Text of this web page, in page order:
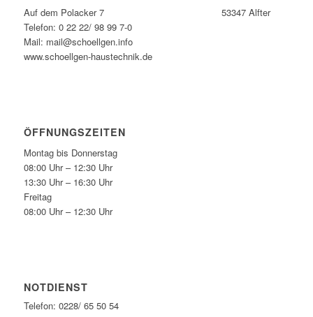
Auf dem Polacker 7 53347 Alfter
Telefon: 0 22 22/ 98 99 7-0
Mail: mail@schoellgen.info
www.schoellgen-haustechnik.de
ÖFFNUNGSZEITEN
Montag bis Donnerstag
08:00 Uhr – 12:30 Uhr
13:30 Uhr – 16:30 Uhr
Freitag
08:00 Uhr – 12:30 Uhr
NOTDIENST
Telefon: 0228/ 65 50 54